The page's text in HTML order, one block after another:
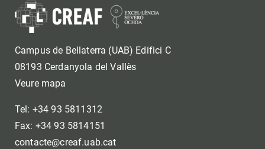
Campus de Bellaterra (UAB) Edifici C
08193 Cerdanyola del Vallès
Veure mapa
Tel: +34 93 5811312
Fax: +34 93 5814151
contacte@creaf.uab.cat